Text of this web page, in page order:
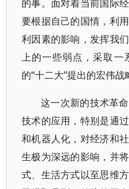
的事。面对着当前国际
要根据自己的国情，利
利因素的影响，发挥我
上的一些弱点，采取一
的“十二大”提出的宏伟战
这一次新的技术革
技术的应用，特别是通
和机器人化，对经济和
生极为深远的影响，并
式、生活方式以至思维